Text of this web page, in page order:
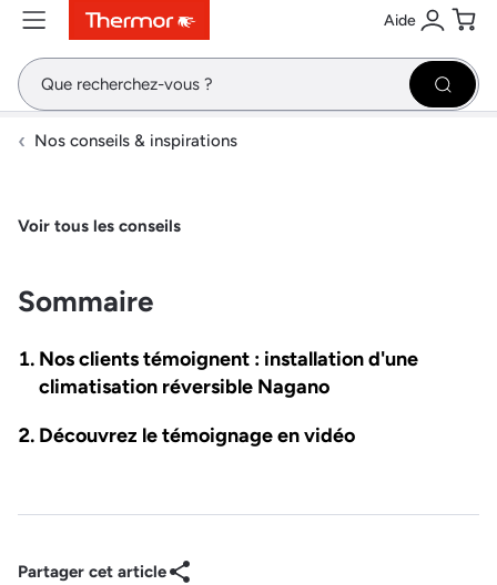
ContenuMenuRecherche Aide
Se
Nos conseils & inspirations
Voir tous les conseils
Sommaire
Nos clients témoignent : installation d'une
climatisation réversible Nagano
Découvrez le témoignage en vidéo
Partager cet article